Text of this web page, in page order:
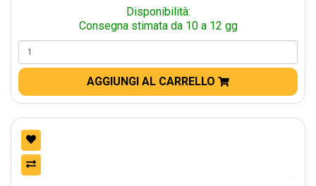
Disponibilità:
Consegna stimata da 10 a 12 gg
AGGIUNGI AL CARRELLO